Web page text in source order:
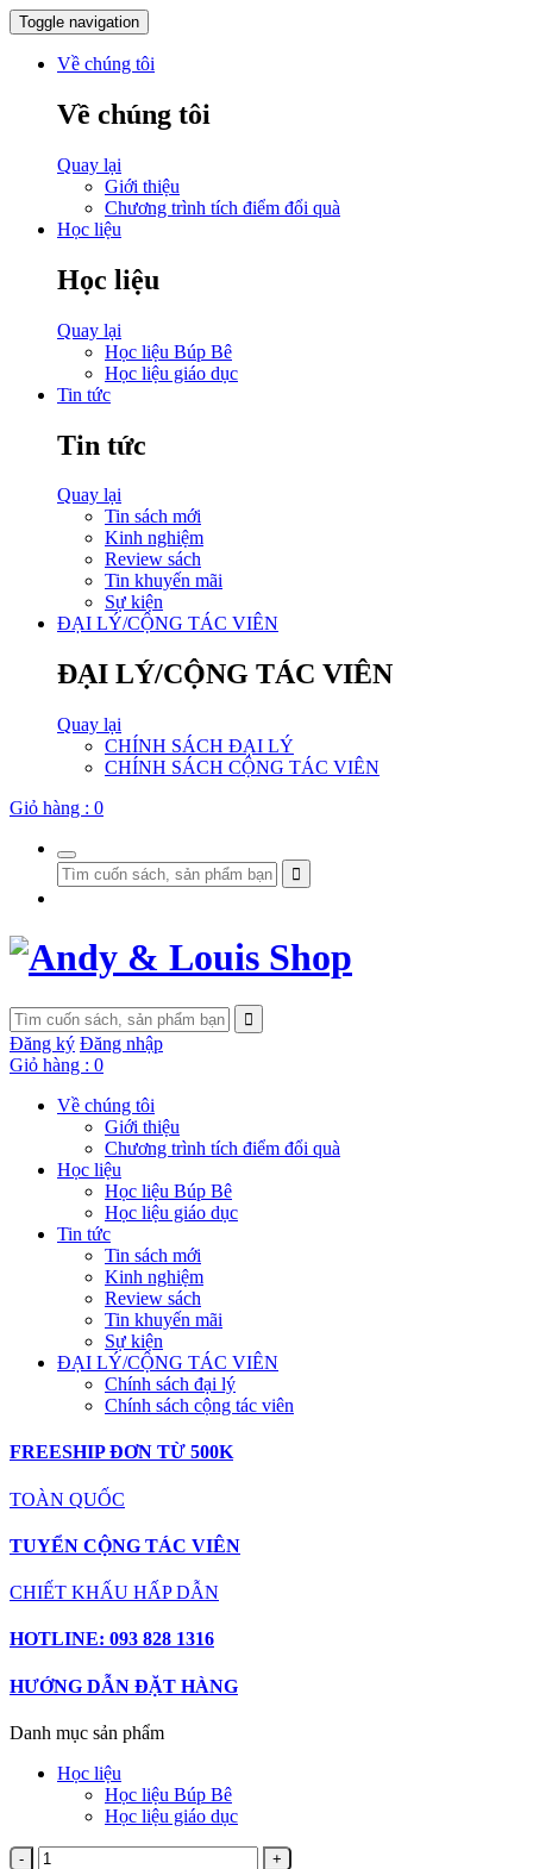
Toggle navigation
Về chúng tôi
Về chúng tôi
Quay lại
Giới thiệu
Chương trình tích điểm đổi quà
Học liệu
Học liệu
Quay lại
Học liệu Búp Bê
Học liệu giáo dục
Tin tức
Tin tức
Quay lại
Tin sách mới
Kinh nghiệm
Review sách
Tin khuyến mãi
Sự kiện
ĐẠI LÝ/CỘNG TÁC VIÊN
ĐẠI LÝ/CỘNG TÁC VIÊN
Quay lại
CHÍNH SÁCH ĐẠI LÝ
CHÍNH SÁCH CỘNG TÁC VIÊN
Giỏ hàng : 0
Đăng ký Đăng nhập
Giỏ hàng : 0
Về chúng tôi
Giới thiệu
Chương trình tích điểm đổi quà
Học liệu
Học liệu Búp Bê
Học liệu giáo dục
Tin tức
Tin sách mới
Kinh nghiệm
Review sách
Tin khuyến mãi
Sự kiện
ĐẠI LÝ/CỘNG TÁC VIÊN
Chính sách đại lý
Chính sách cộng tác viên
FREESHIP ĐƠN TỪ 500K
TOÀN QUỐC
TUYỂN CỘNG TÁC VIÊN
CHIẾT KHẤU HẤP DẪN
HOTLINE: 093 828 1316
HƯỚNG DẪN ĐẶT HÀNG
Danh mục sản phẩm
Học liệu
Học liệu Búp Bê
Học liệu giáo dục